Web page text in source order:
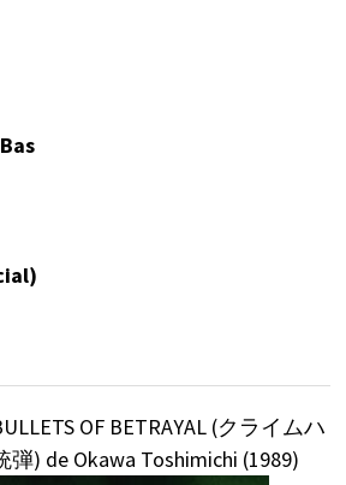
OF BETRAYAL (クライムハ
) de Okawa Toshimichi (1989)